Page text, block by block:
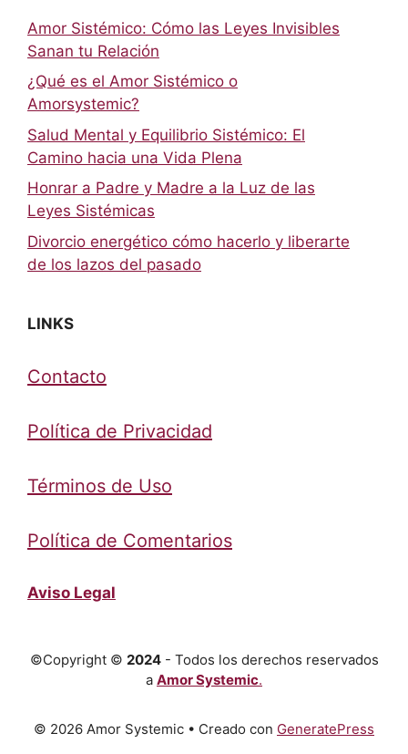
Amor Sistémico: Cómo las Leyes Invisibles
Sanan tu Relación
¿Qué es el Amor Sistémico o
Amorsystemic?
Salud Mental y Equilibrio Sistémico: El
Camino hacia una Vida Plena
Honrar a Padre y Madre a la Luz de las
Leyes Sistémicas
Divorcio energético cómo hacerlo y liberarte
de los lazos del pasado
LINKS
Contacto
Política de Privacidad
Términos de Uso
Política de Comentarios
Aviso Legal
©Copyright © 2024- Todos los derechos reservados
a Amor Systemic.
© 2026 Amor Systemic • Creado con GeneratePress